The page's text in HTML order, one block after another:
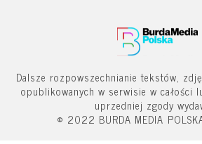
Dalsze rozpowszechnianie tekstów,
opublikowanych w serwisie w całości
uprzedniej zgody
© 2022 BURDA MEDIA